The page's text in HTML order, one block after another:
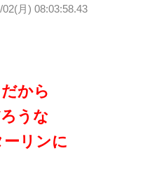
02(月) 08:03:58.43
から
うな
リンに